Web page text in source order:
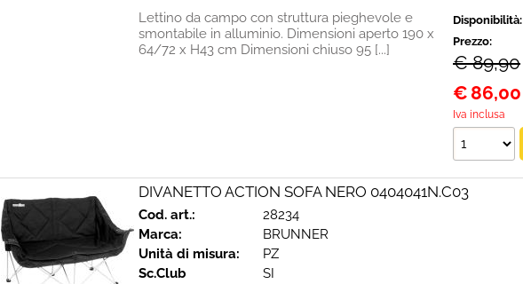
Lettino da campo con struttura pieghevole e
smontabile in alluminio. Dimensioni aperto 190 x
64/72 x H43 cm Dimensioni chiuso 95 [...]
Disponibilità:
Prezzo:
€ 89,90
€ 86,00
Iva inclusa
DIVANETTO ACTION SOFA NERO 0404041N.C03
Cod. art.:
28234
Marca:
BRUNNER
Unità di misura:
PZ
Sc.Club
SI